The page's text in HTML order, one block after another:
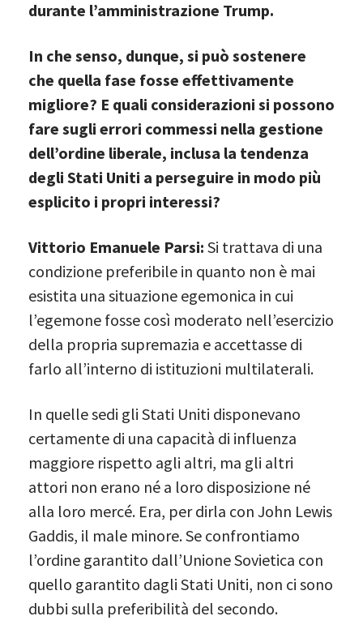
durante l’amministrazione Trump.
In che senso, dunque, si può sostenere
che quella fase fosse effettivamente
migliore? E quali considerazioni si possono
fare sugli errori commessi nella gestione
dell’ordine liberale, inclusa la tendenza
degli Stati Uniti a perseguire in modo più
esplicito i propri interessi?
Vittorio Emanuele Parsi: Si trattava di una
condizione preferibile in quanto non è mai
esistita una situazione egemonica in cui
l’egemone fosse così moderato nell’esercizio
della propria supremazia e accettasse di
farlo all’interno di istituzioni multilaterali.
In quelle sedi gli Stati Uniti disponevano
certamente di una capacità di influenza
maggiore rispetto agli altri, ma gli altri
attori non erano né a loro disposizione né
alla loro mercé. Era, per dirla con John Lewis
Gaddis, il male minore. Se confrontiamo
l’ordine garantito dall’Unione Sovietica con
quello garantito dagli Stati Uniti, non ci sono
dubbi sulla preferibilità del secondo.